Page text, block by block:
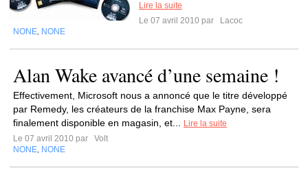
Lire la suite
Le 07 avril 2010 par
Lacoc
NONE NONE
Alan Wake avancé d’une semaine !
Effectivement, Microsoft nous a annoncé que le titre développé
par Remedy, les créateurs de la franchise Max Payne, sera
finalement disponible en magasin, et...
Lire la suite
Le 07 avril 2010 par
Volt
NONE NONE